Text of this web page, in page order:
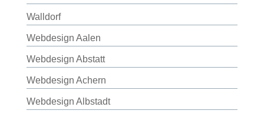
Walldorf
Webdesign Aalen
Webdesign Abstatt
Webdesign Achern
Webdesign Albstadt